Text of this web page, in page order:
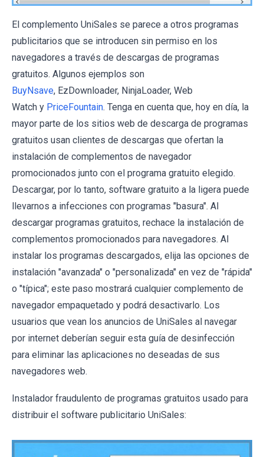
El complemento UniSales se parece a otros programas
publicitarios que se introducen sin permiso en los
navegadores a través de descargas de programas
gratuitos. Algunos ejemplos son
BuyNsave, EzDownloader, NinjaLoader, Web
Watch y PriceFountain. Tenga en cuenta que, hoy en día, la
mayor parte de los sitios web de descarga de programas
gratuitos usan clientes de descargas que ofertan la
instalación de complementos de navegador
promocionados junto con el programa gratuito elegido.
Descargar, por lo tanto, software gratuito a la ligera puede
llevarnos a infecciones con programas "basura". Al
descargar programas gratuitos, rechace la instalación de
complementos promocionados para navegadores. Al
instalar los programas descargados, elija las opciones de
instalación "avanzada" o "personalizada" en vez de "rápida"
o "típica"; este paso mostrará cualquier complemento de
navegador empaquetado y podrá desactivarlo. Los
usuarios que vean los anuncios de UniSales al navegar
por internet deberían seguir esta guía de desinfección
para eliminar las aplicaciones no deseadas de sus
navegadores web.
Instalador fraudulento de programas gratuitos usado para
distribuir el software publicitario UniSales: